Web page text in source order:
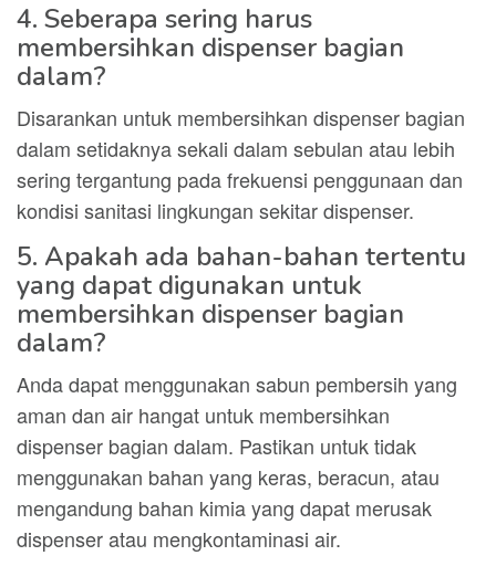
4. Seberapa sering harus
membersihkan dispenser bagian
dalam?
Disarankan untuk membersihkan dispenser bagian
dalam setidaknya sekali dalam sebulan atau lebih
sering tergantung pada frekuensi penggunaan dan
kondisi sanitasi lingkungan sekitar dispenser.
5. Apakah ada bahan-bahan tertentu
yang dapat digunakan untuk
membersihkan dispenser bagian
dalam?
Anda dapat menggunakan sabun pembersih yang
aman dan air hangat untuk membersihkan
dispenser bagian dalam. Pastikan untuk tidak
menggunakan bahan yang keras, beracun, atau
mengandung bahan kimia yang dapat merusak
dispenser atau mengkontaminasi air.